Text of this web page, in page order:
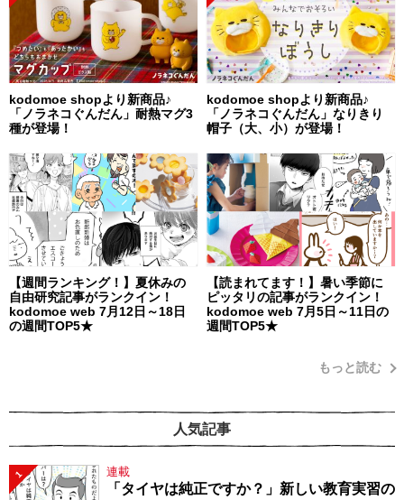
kodomoe shopより新商品♪
「ノラネコぐんだん」耐熱マグ3
種が登場！
kodomoe shopより新商品♪
「ノラネコぐんだん」なりきり
帽子（大、小）が登場！
【週間ランキング！】夏休みの
自由研究記事がランクイン！
kodomoe web 7月12日～18日
の週間TOP5★
【読まれてます！】暑い季節に
ピッタリの記事がランクイン！
kodomoe web 7月5日～11日の
週間TOP5★
もっと読む
人気記事
1 連載
「タイヤは純正ですか？」新しい教育実習の